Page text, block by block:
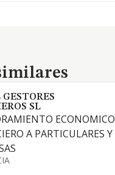
SL
ECONOMICO
A PARTICULARES Y